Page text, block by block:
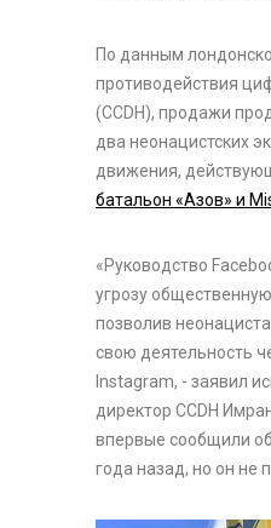
По данным
противодействия
(CCDH), продажи
два неонацистских
движения,
батальон «Азов» и
«Руководство
угрозу
позволив
свою деятельность
Instagram, - заявил
директор CCDH
впервые сообщили
года назад, но он не